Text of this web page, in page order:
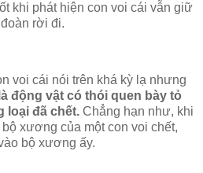
khi phát hiện con voi cái vẫn giữ
rời đi.
voi cái nói trên khá kỳ lạ nhưng
động vật có thói quen bày tỏ
loại đã chết. Chẳng hạn như, khi
xương của một con voi chết,
bộ xương ấy.